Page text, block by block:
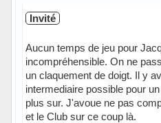
Invité
Aucun temps de jeu pour
incompréhensible. On ne
un claquement de doigt. Il y
intermediaire possible pour
plus sur. J'avoue ne pas
et le Club sur ce coup là.